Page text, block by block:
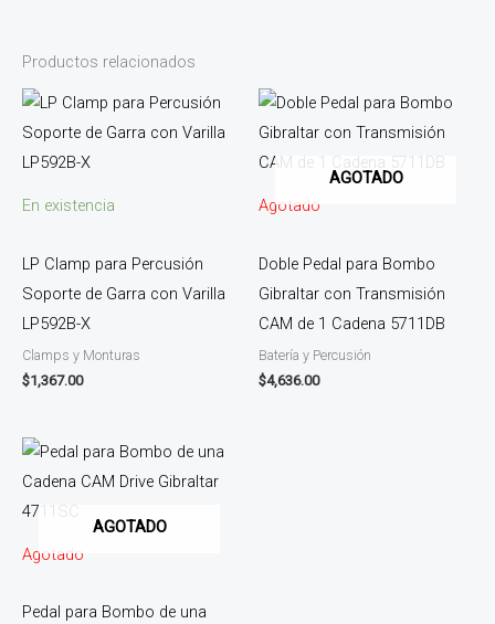
Productos relacionados
En existencia
LP Clamp para Percusión
Soporte de Garra con Varilla
LP592B-X
Clamps y Monturas
$1,367.00
AGOTADO
Agotado
Doble Pedal para Bombo
Gibraltar con Transmisión
CAM de 1 Cadena 5711DB
Batería y Percusión
$4,636.00
AGOTADO
Agotado
Pedal para Bombo de una